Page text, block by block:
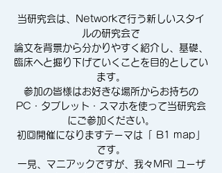
当研究会は、Networkで行う新しいスタイ
ルの研究会で
論文を背景から分かりやすく紹介し、基礎、
臨床へと掘り下げていくことを目的としてい
ます。
参加の皆様はお好きな場所からお持ちの
PC・タブレット・スマホを使って当研究会
にご参加ください。
初回開催になりますテーマは「 B1 map」
です。
一見、マニアックですが、我々MRI ユーザ